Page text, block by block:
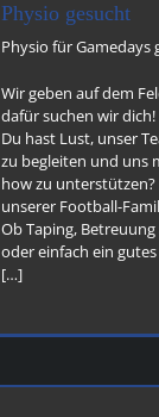
Physio gesucht
Physio für Gamedays
Wir geben auf dem
dafür suchen wir dich!
Du hast Lust, unser
zu begleiten und uns
how zu unterstützen?
unserer Football-
Ob Taping,
oder einfach ein
[…]